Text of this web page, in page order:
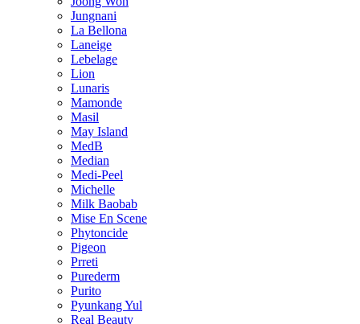
Jungnani
La Bellona
Laneige
Lebelage
Lion
Lunaris
Mamonde
Masil
May Island
MedB
Median
Medi-Peel
Michelle
Milk Baobab
Mise En Scene
Phytoncide
Pigeon
Prreti
Purederm
Purito
Pyunkang Yul
Real Beauty